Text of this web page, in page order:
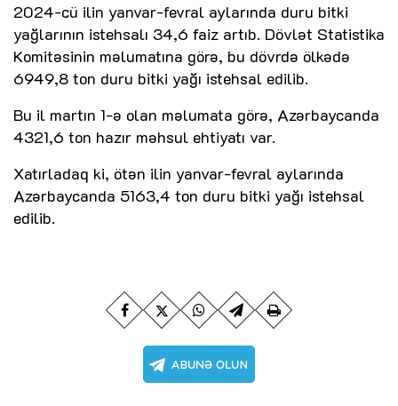
2024-cü ilin yanvar-fevral aylarında duru bitki
yağlarının istehsalı 34,6 faiz artıb. Dövlət Statistika
Komitəsinin məlumatına görə, bu dövrdə ölkədə
6949,8 ton duru bitki yağı istehsal edilib.
Bu il martın 1-ə olan məlumata görə, Azərbaycanda
4321,6 ton hazır məhsul ehtiyatı var.
Xatırladaq ki, ötən ilin yanvar-fevral aylarında
Azərbaycanda 5163,4 ton duru bitki yağı istehsal
edilib.